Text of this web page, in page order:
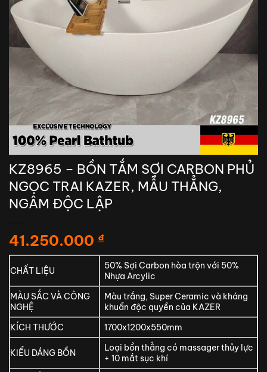
KZ8965 – BỒN TẮM SỢI CARBON PHỦ
NGỌC TRAI KAZER, MẪU THẲNG,
NGÂM ĐỘC LẬP
41.250.000 ₫
CHẤT LIỆU
50% Sợi Carbon hòa trộn với 50%
Nhựa Arcylic
MÀU SẮC VÀ CÔNG
NGHỆ
Màu trắng, Super Ceramic và kháng
khuẩn độc quyền của KAZER
KÍCH THƯỚC
1700x1200x550mm
KIỂU DÁNG BỒN
Loại bồn thẳng có massager thủy lực
+ 10 mắt sục khí